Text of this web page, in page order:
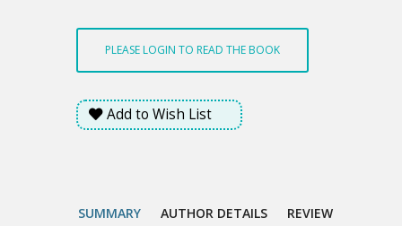
combat to create a shuddering effect.
PLEASE LOGIN TO READ THE BOOK
Add to Wish List
SUMMARY AUTHOR DETAILS REVIEW